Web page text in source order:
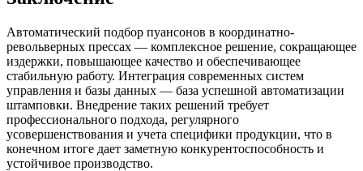
Автоматический подбор пуансонов в координатно-
револьверных прессах — комплексное решение, сокращающее
издержки, повышающее качество и обеспечивающее
стабильную работу. Интеграция современных систем
управления и базы данных — база успешной автоматизации
штамповки. Внедрение таких решений требует
профессионального подхода, регулярного
усовершенствования и учета специфики продукции, что в
конечном итоге дает заметную конкурентоспособность и
устойчивое производство.